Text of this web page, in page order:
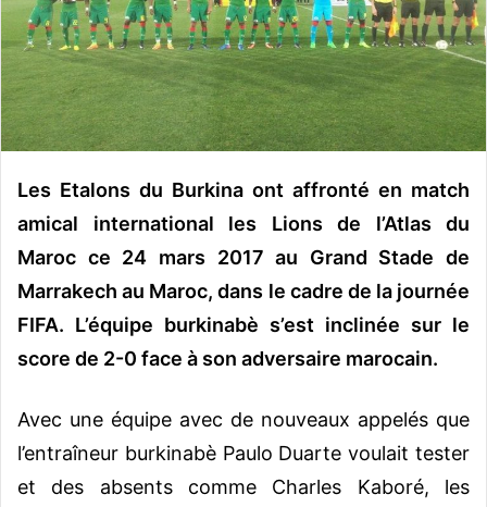
n
c
o
u
r
r
e
l
Les Etalons du Burkina ont affronté en match
amical international les Lions de l’Atlas du
Maroc ce 24 mars 2017 au Grand Stade de
Marrakech au Maroc, dans le cadre de la journée
FIFA. L’équipe burkinabè s’est inclinée sur le
score de 2-0 face à son adversaire marocain.
Avec une équipe avec de nouveaux appelés que
l’entraîneur burkinabè Paulo Duarte voulait tester
et des absents comme Charles Kaboré, les